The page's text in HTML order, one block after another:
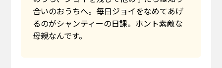
合いのおうちへ。毎日ジョイをなめてあげ
るのがシャンティーの日課。ホント素敵な
母親なんです。